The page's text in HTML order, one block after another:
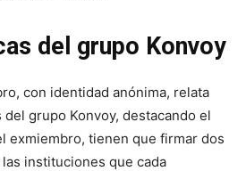
del grupo Konvoy
con identidad anónima, relata
grupo Konvoy, destacando el
exmiembro, tienen que firmar dos
instituciones que cada